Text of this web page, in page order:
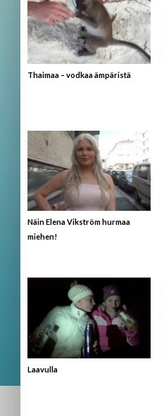
Thaimaa – vodkaa ämpäristä
Näin Elena Vikström hurmaa
miehen!
Laavulla